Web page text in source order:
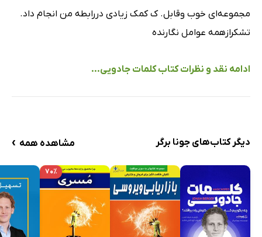
مجموعه‌ای خوب وقابل. ک کمک زیادی دررابطه من انجام داد.
تشکرازهمه عوامل نگارنده
ادامه نقد و نظرات کتاب کلمات جادویی...
دیگر کتاب‌های جونا برگر مشاهده همه ›
۷۰٪